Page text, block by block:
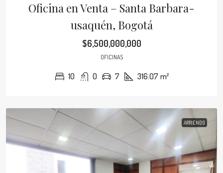
Oficina en Venta – Santa Barbara-
usaquén, Bogotá
$6,500,000,000
OFICINAS
10 0 7 316.07 m²
ARRIENDO